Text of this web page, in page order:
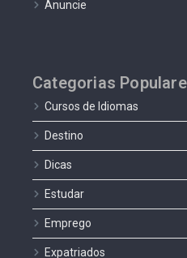
Anuncie
Categorias
Cursos de Idiomas
Destino
Dicas
Estudar
Emprego
Expatriados